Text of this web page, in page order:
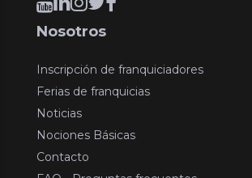
Nosotros
Inscripción de franquiciadores
Ferias de franquicias
Noticias
Nociones Básicas
Contacto